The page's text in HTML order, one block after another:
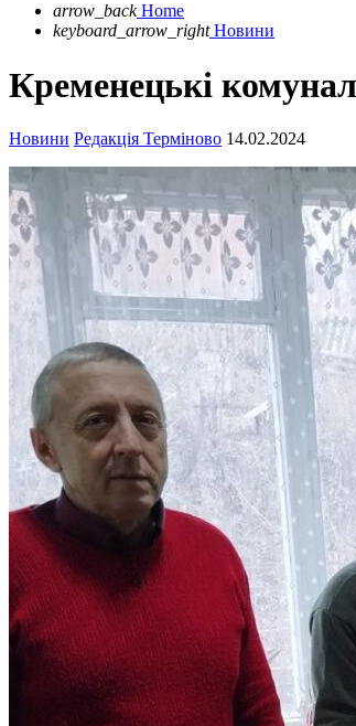
arrow_back Home
keyboard_arrow_right Новини
Кременецькі
Новини Редакція Терміново 14.02.2024